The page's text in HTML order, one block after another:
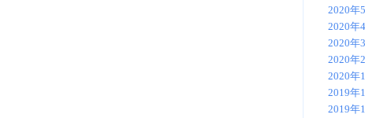
2020年
2020年
2020年
2020年
2020年
2019年
2019年